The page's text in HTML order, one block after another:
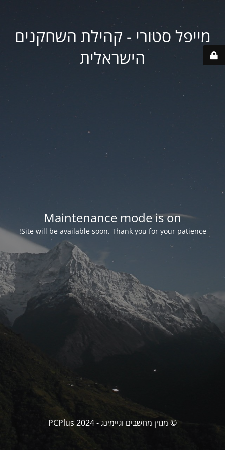
מייפל סטורי - קהילת השחקנים
הישראלית
Maintenance mode is on
Site will be available soon. Thank you for your patience!
© מגזין מחשבים וגיימינג - PCPlus 2024